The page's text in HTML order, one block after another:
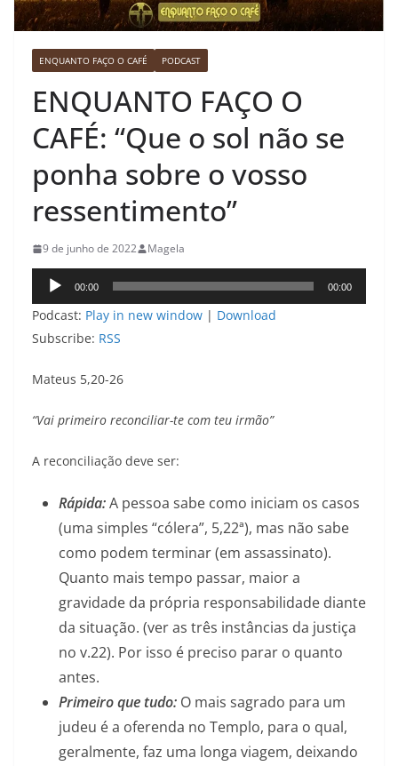
ENQUANTO FAÇO O CAFÉ PODCAST
ENQUANTO FAÇO O
CAFÉ: “Que o sol não se
ponha sobre o vosso
ressentimento”
9 de junho de 2022 Magela
Tocador
de
áudio
00:00 00:00
Podcast: Play in new window | Download
Subscribe: RSS
Mateus 5,20-26
“Vai primeiro reconciliar-te com teu irmão”
A reconciliação deve ser:
Rápida:A pessoa sabe como iniciam os casos
(uma simples “cólera”, 5,22ª), mas não sabe
como podem terminar (em assassinato).
Quanto mais tempo passar, maior a
gravidade da própria responsabilidade diante
da situação. (ver as três instâncias da justiça
no v.22). Por isso é preciso parar o quanto
antes.
Primeiro que tudo: O mais sagrado para um
judeu é a oferenda no Templo, para o qual,
geralmente, faz uma longa viagem, deixando